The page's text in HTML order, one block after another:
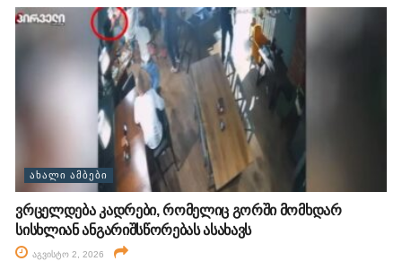
ᲐᲮᲐᲚᲘ ᲐᲛᲑᲔᲑᲘ
ვრცელდება კადრები, რომელიც გორში მომხდარ
სისხლიან ანგარიშსწორებას ასახავს
აგვისტო 2, 2026